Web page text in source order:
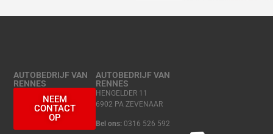
AUTOBEDRIJF VAN
RENNES
HENGELDER 11
6902 PA ZEVENAAR
Bel ons:0316 526 592
AUTOBEDRIJF VAN
RENNES
NEEM
CONTACT
OP